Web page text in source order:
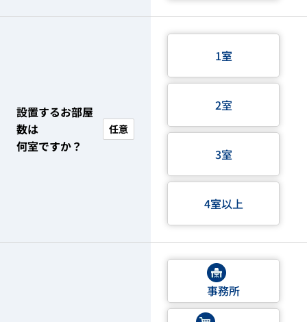
設置するお部屋
数は
何室ですか？
任意
1室
2室
3室
4室以上
事務所